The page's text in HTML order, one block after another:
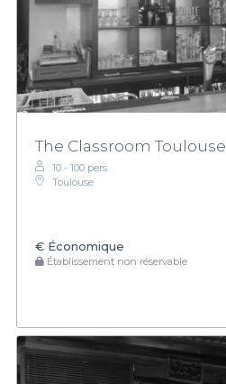
The Classroom Toulouse
10 - 100 pers.
Toulouse
€ Économique
Établissement non réservable